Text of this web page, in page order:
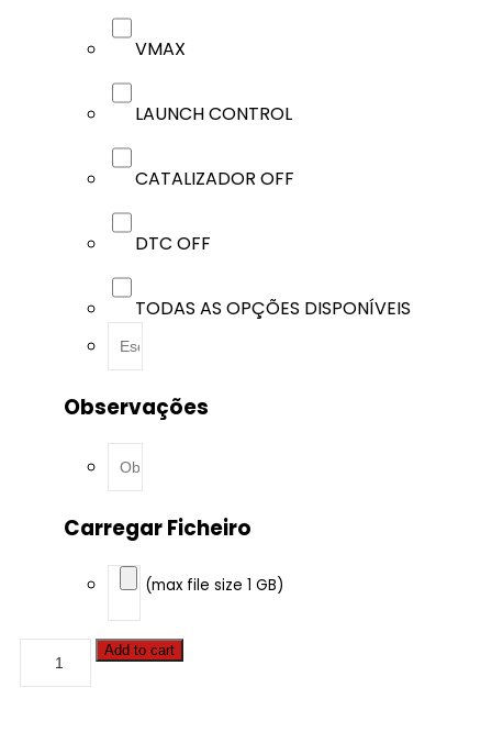
VMAX
LAUNCH CONTROL
CATALIZADOR OFF
DTC OFF
TODAS AS OPÇÕES DISPONÍVEIS
Observações
Carregar Ficheiro
(max file size 1 GB)
M3
Add to cart